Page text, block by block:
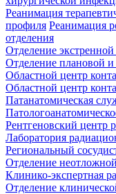
Реанимация
профиля Реанимация
отделения
Отделение
Отделение плановой
Областной центр
Областной центр
Патанатомическая
Рентгеновский центр
Лаборатория
Региональный
Отделение
Клинико-экспертная
Отделение